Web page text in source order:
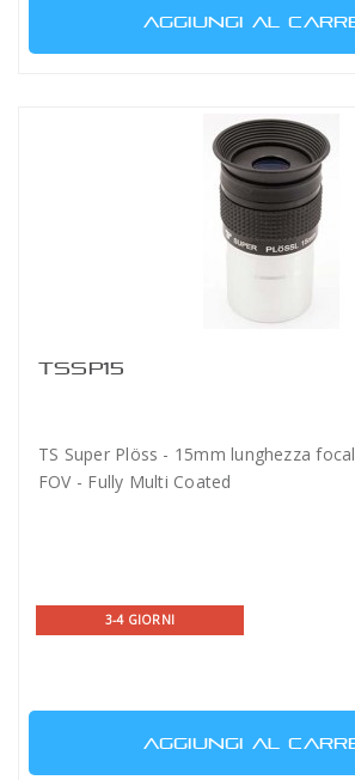
AGGIUNGI AL
TSSP15
TS Super Plöss - 15mm lunghezza
FOV - Fully Multi Coated
3-4 GIORNI
AGGIUNGI AL